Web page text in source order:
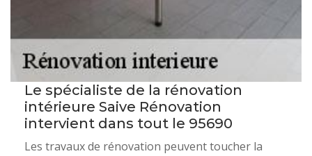
Le spécialiste de la rénovation
intérieure Saive Rénovation
intervient dans tout le 95690
Les travaux de rénovation peuvent toucher la